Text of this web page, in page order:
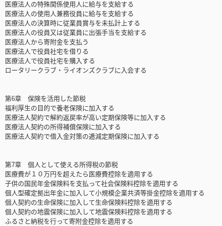
医療法人の特殊関係使用人に給与を支給する
医療法人の使用人兼務役員に給与を支給する
医療法人の決算時に従業員賞与を未払計上する
医療法人の役員又は従業員に出張手当を支給する
医療法人から寄附金を支払う
医療法人で役員社宅を借りる
医療法人で役員社宅を購入する
ロータリークラブ・ライオンズクラブに入会する
第6章 保険を活用した節税
福利厚生の目的で養老保険に加入する
医療法人契約で解約返戻率が高い定期保険等に加入する
医療法人契約の所得補償保険に加入する
医療法人契約で借入金対策の逓減定期保険に加入する
第7章 個人として使える所得税の節税
医療費が１０万円を超えたら医療費控除を適用する
子供の国民年金保険料を支払って社会保険料控除を適用する
個人型確定拠出年金に加入して小規模企業共済等掛金控除を適用する
個人契約の生命保険に加入して生命保険料控除を適用する
個人契約の地震保険に加入して地震保険料控除を適用する
ふるさと納税を行って寄附金控除を適用する